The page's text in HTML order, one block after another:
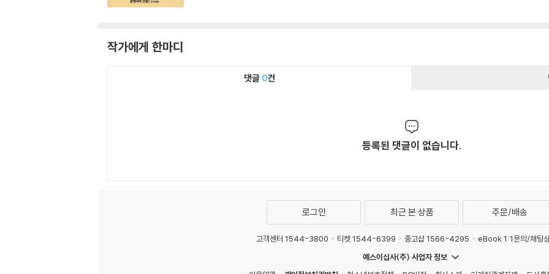
작가에게 한마디
댓글 0건
등록된 댓글이 없습니다.
로그인 최근 본 상품 주문/배송
고객센터 1544-3800 티켓 1544-6399 중고샵 1566-4295
eBook 1:1문의/채팅
예스이십사(주) 사업자 정보